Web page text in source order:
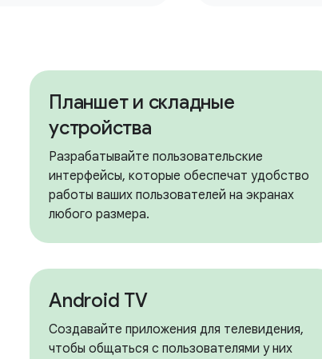
Планшет и складные
устройства
Разрабатывайте пользовательские
интерфейсы, которые обеспечат удобство
работы ваших пользователей на экранах
любого размера.
Android TV
Создавайте приложения для телевидения,
чтобы общаться с пользователями у них